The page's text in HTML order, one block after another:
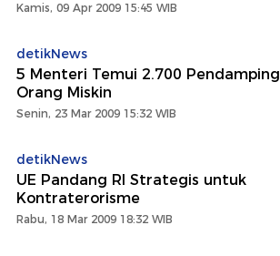
Kamis, 09 Apr 2009 15:45 WIB
detikNews
5 Menteri Temui 2.700 Pendamping
Orang Miskin
Senin, 23 Mar 2009 15:32 WIB
detikNews
UE Pandang RI Strategis untuk
Kontraterorisme
Rabu, 18 Mar 2009 18:32 WIB